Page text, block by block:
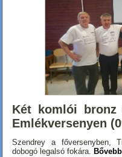
Két komlói bronz
Emlékversenyen
Szendrey a főversenyben,
dobogó legalsó fokára.